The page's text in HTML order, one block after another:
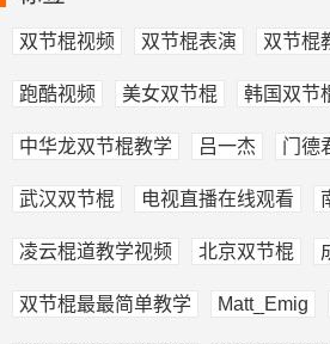
双节棍视频 双节棍表演 双节棍
跑酷视频 美女双节棍 韩国双节
中华龙双节棍教学 吕一杰 门德
武汉双节棍 电视直播在线观看
凌云棍道教学视频 北京双节棍
双节棍最最简单教学 Matt_Emig